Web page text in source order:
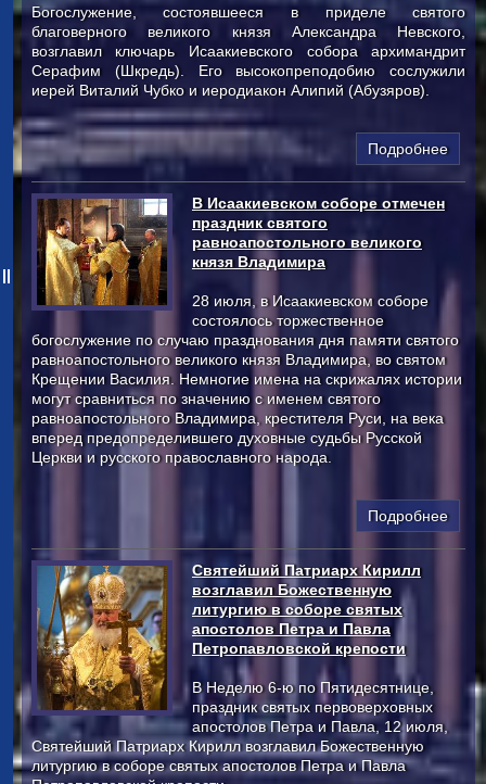
Богослужение, состоявшееся в приделе святого
благоверного великого князя Александра Невского,
возглавил ключарь Исаакиевского собора архимандрит
Серафим (Шкредь). Его высокопреподобию сослужили
иерей Виталий Чубко и иеродиакон Алипий (Абузяров).
Подробнее
В Исаакиевском соборе отмечен
праздник святого
равноапостольного великого
князя Владимира
28 июля, в Исаакиевском соборе
состоялось торжественное
богослужение по случаю празднования дня памяти святого
равноапостольного великого князя Владимира, во святом
Крещении Василия. Немногие имена на скрижалях истории
могут сравниться по значению с именем святого
равноапостольного Владимира, крестителя Руси, на века
вперед предопределившего духовные судьбы Русской
Церкви и русского православного народа.
Подробнее
Святейший Патриарх Кирилл
возглавил Божественную
литургию в соборе святых
апостолов Петра и Павла
Петропавловской крепости
В Неделю 6-ю по Пятидесятнице,
праздник святых первоверховных
апостолов Петра и Павла, 12 июля,
Святейший Патриарх Кирилл возглавил Божественную
литургию в соборе святых апостолов Петра и Павла